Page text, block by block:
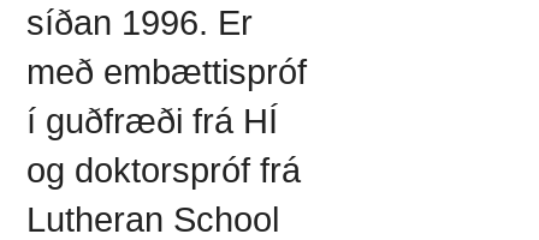
síðan 1996. Er
með embættispróf
í guðfræði frá HÍ
og doktorspróf frá
Lutheran School